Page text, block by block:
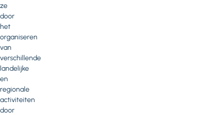
ze
door
het
organiseren
van
verschillende
landelijke
en
regionale
activiteiten
door